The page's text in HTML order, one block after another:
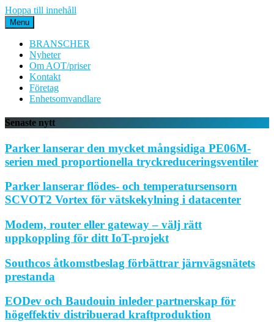
Hoppa till innehåll
Menu
BRANSCHER
Nyheter
Om AOT/priser
Kontakt
Företag
Enhetsomvandlare
Senaste nytt
Parker lanserar den mycket mångsidiga PE06M-
serien med proportionella tryckreduceringsventiler
Parker lanserar flödes- och temperatursensorn
SCVOT2 Vortex för vätskekylning i datacenter
Modem, router eller gateway – välj rätt
uppkoppling för ditt IoT-projekt
Southcos åtkomstbeslag förbättrar järnvägsnätets
prestanda
EODev och Baudouin inleder partnerskap för
högeffektiv distribuerad kraftproduktion